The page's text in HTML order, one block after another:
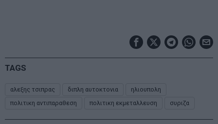
TAGS
αλεξης τσιπρας διπλη αυτοκτονια
ηλιουπολη
πολιτικη αντιπαραθεση
πολιτικη εκμεταλλευση συριζα